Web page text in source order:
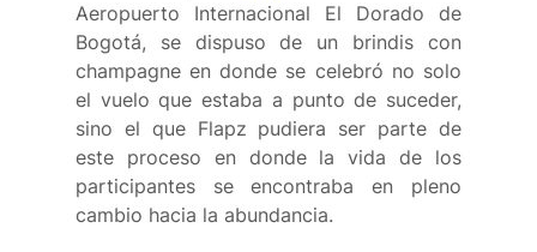
Aeropuerto Internacional El Dorado de
Bogotá, se dispuso de un brindis con
champagne en donde se celebró no solo
el vuelo que estaba a punto de suceder,
sino el que Flapz pudiera ser parte de
este proceso en donde la vida de los
participantes se encontraba en pleno
cambio hacia la abundancia.